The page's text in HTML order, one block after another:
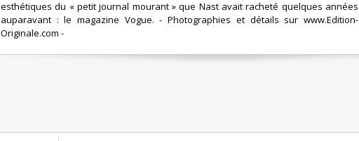
esthétiques du « petit journal mourant » que Nast avait racheté quelques années
auparavant : le magazine Vogue. - Photographies et détails sur www.Edition-
Originale.com -‎